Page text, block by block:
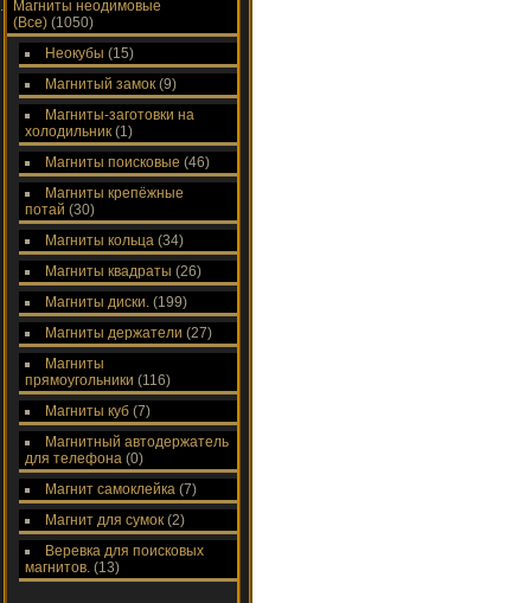
Магниты неодимовые
(Все) (1050)
Неокубы (15)
Магнитый замок (9)
Магниты-заготовки на
холодильник (1)
Магниты поисковые (46)
Магниты крепёжные
потай (30)
Магниты кольца (34)
Магниты квадраты (26)
Магниты диски. (199)
Магниты держатели (27)
Магниты
прямоугольники (116)
Магниты куб (7)
Магнитный автодержатель
для телефона (0)
Магнит самоклейка (7)
Магнит для сумок (2)
Веревка для поисковых
магнитов. (13)